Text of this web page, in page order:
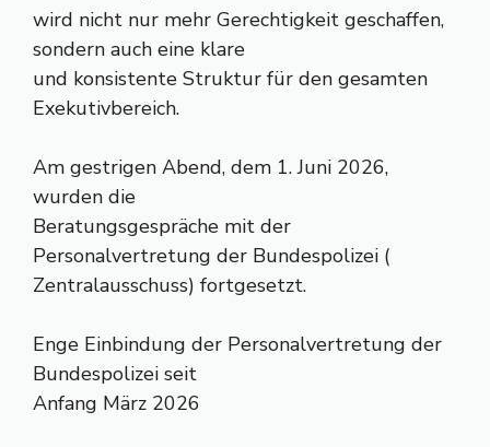
wird nicht nur mehr Gerechtigkeit geschaffen,
sondern auch eine klare
und konsistente Struktur für den gesamten
Exekutivbereich.
Am gestrigen Abend, dem 1. Juni 2026,
wurden die
Beratungsgespräche mit der
Personalvertretung der Bundespolizei (
Zentralausschuss) fortgesetzt.
Enge Einbindung der Personalvertretung der
Bundespolizei seit
Anfang März 2026